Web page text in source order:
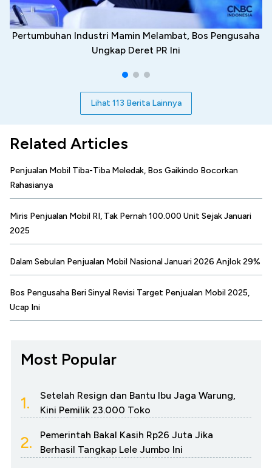
Pertumbuhan Industri Mamin Melambat, Bos Pengusaha
Ungkap Deret PR Ini
Lihat 113 Berita Lainnya
Related Articles
Penjualan Mobil Tiba-Tiba Meledak, Bos Gaikindo Bocorkan
Rahasianya
Miris Penjualan Mobil RI, Tak Pernah 100.000 Unit Sejak Januari
2025
Dalam Sebulan Penjualan Mobil Nasional Januari 2026 Anjlok 29%
Bos Pengusaha Beri Sinyal Revisi Target Penjualan Mobil 2025,
Ucap Ini
Most Popular
1.
Setelah Resign dan Bantu Ibu Jaga Warung,
Kini Pemilik 23.000 Toko
2.
Pemerintah Bakal Kasih Rp26 Juta Jika
Berhasil Tangkap Lele Jumbo Ini